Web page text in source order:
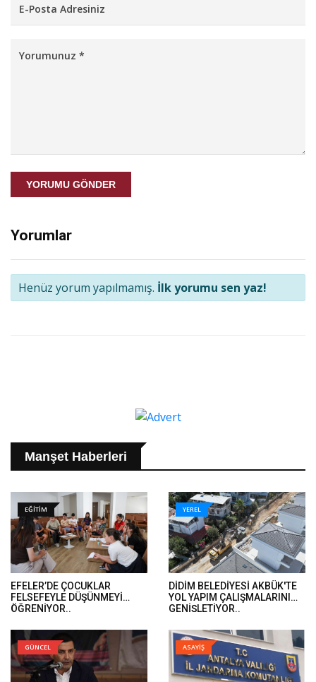
YORUMU GÖNDER
Yorumlar
Henüz yorum yapılmamış. İlk yorumu sen yaz!
Manşet Haberleri
EĞİTİM
EFELER’DE ÇOCUKLAR
FELSEFEYLE DÜŞÜNMEYİ
ÖĞRENİYOR..
YEREL
DİDİM BELEDİYESİ AKBÜK'TE
YOL YAPIM ÇALIŞMALARINI
GENİŞLETİYOR..
GÜNCEL ASAYİŞ